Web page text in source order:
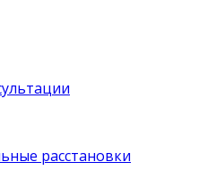
расстановки